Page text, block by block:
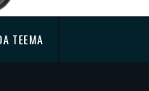
TEEMA